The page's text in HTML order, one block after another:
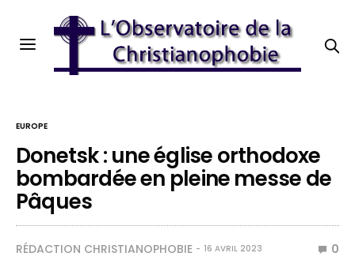
EUROPE
Donetsk : une église orthodoxe
bombardée en pleine messe de
Pâques
RÉDACTION CHRISTIANOPHOBIE 16 AVRIL 2023 0